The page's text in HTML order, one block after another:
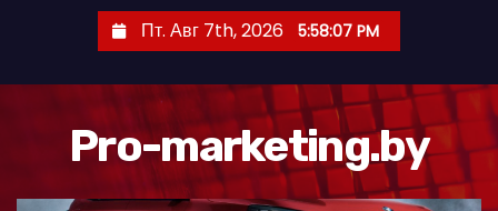
Пт. Авг 7th, 2026 5:58:08 PM
Pro-marketing.by